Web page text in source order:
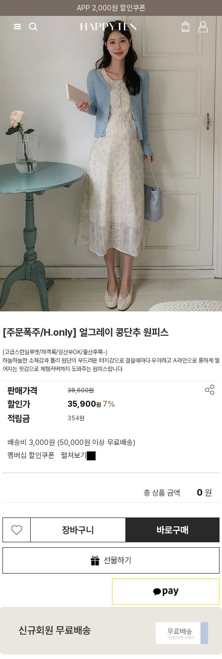
첫 구매 5% 감사쿠폰
[주문폭주/H.only] 얼그레이 콩단추 원피스
(고급스런실루엣/하객룩/임산부OK/출산후쭉-)
하늘하늘한 소재감과 폴리 원단의 부드러운 터치감으로 걸을때마다 우아하고 A라인으로 롱하게 떨
어지는 핏감으로 체형커버까지 도와주는 원피스랍니다
판매가격 38,600원
할인가 35,900원 7%
적립금 354원
배송비 3,000원 (50,000원 이상 무료배송)
멤버십 할인쿠폰
펼쳐보기
총 상품 금액 0 원
장바구니 바로구매
선물하기